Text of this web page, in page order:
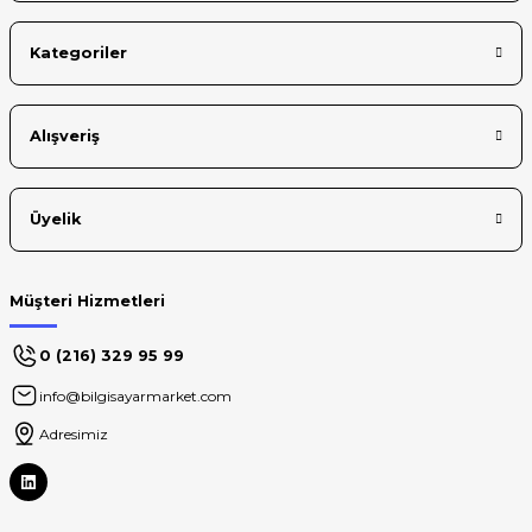
Kategoriler
Alışveriş
Üyelik
Müşteri Hizmetleri
0 (216) 329 95 99
info@bilgisayarmarket.com
Adresimiz